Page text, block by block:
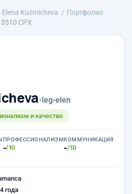
Elena Kuzmicheva
Портфолио
CPX
›leg-elen
и качество
ПРОФЕССИОНАЛИЗМ
-/10
КОММУНИКАЦИЯ
-/10
года